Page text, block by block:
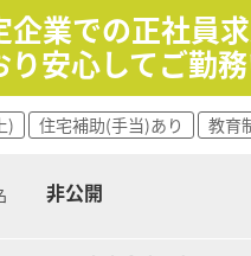
せん。
ス等をお願いいたします。
リングを実施できるよう
近くに大型ショッピングモ
いため、お客様に最も適
とお考えの方にもおすすめ
業での正社員
安心してご勤
) 住宅補助(手当)あり 教育
非公開